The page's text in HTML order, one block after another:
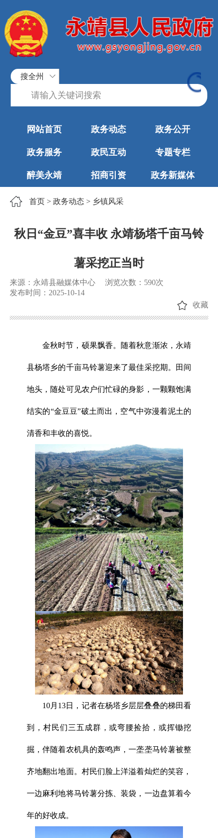
搜全州
网站首页 政务动态 政务公开
政务服务 政民互动 专题专栏
醉美永靖 招商引资 政务新媒体
首页 > 政务动态 > 乡镇风采
秋日“金豆”喜丰收 永靖杨塔千亩马铃
薯采挖正当时
来源：永靖县融媒体中心 浏览次数： 590次
发布时间：2025-10-14
收藏
金秋时节，硕果飘香。随着秋意渐浓，永靖
县杨塔乡的千亩马铃薯迎来了最佳采挖期。田间
地头，随处可见农户们忙碌的身影，一颗颗饱满
结实的“金豆豆”破土而出，空气中弥漫着泥土的
清香和丰收的喜悦。
10月13日，记者在杨塔乡层层叠叠的梯田看
到，村民们三五成群，或弯腰捡拾，或挥锄挖
掘，伴随着农机具的轰鸣声，一垄垄马铃薯被整
齐地翻出地面。村民们脸上洋溢着灿烂的笑容，
一边麻利地将马铃薯分拣、装袋，一边盘算着今
年的好收成。